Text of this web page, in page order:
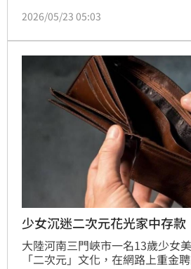
陳鳳馨透露，這幾年她有聽說，馬
了，直言這就是認知障礙的前兆
識感，很容易被操弄，「我當然
2026/05/23 05:03
少女沉迷二次元花光家中存
大陸河南三門峽市一名13歲少女
「二次元」文化，在網路上重金